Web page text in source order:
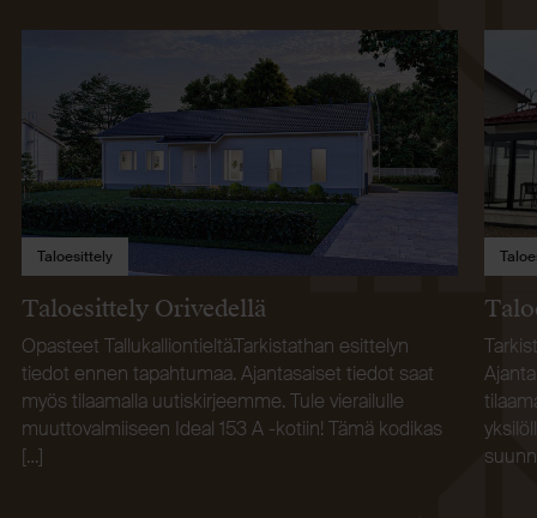
Taloesittely
Taloesittely Orivedellä
Opasteet Tallukalliontieltä.Tarkistathan esittelyn
tiedot ennen tapahtumaa. Ajantasaiset tiedot saat
myös tilaamalla uutiskirjeemme. Tule vierailulle
muuttovalmiiseen Ideal 153 A -kotiin! Tämä kodikas
[…]